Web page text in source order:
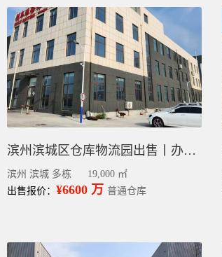
滨州滨城区仓库物流园出售丨办公楼+展厅+仓库+停车场
滨州 滨城 多栋
19,000 ㎡
出售报价： ¥6600 万 普通仓库